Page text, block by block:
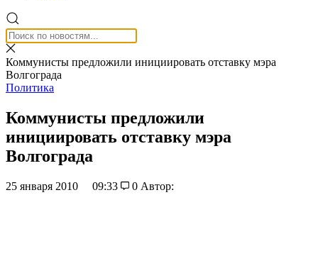
Коммунисты предложили инициировать отставку мэра
Волгограда
Политика
Коммунисты предложили
инициировать отставку мэра
Волгограда
25 января 2010 09:33 0 Автор: